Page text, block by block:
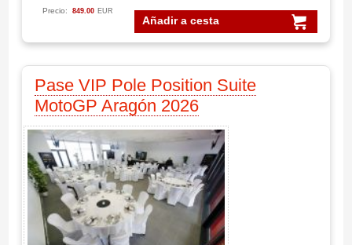
Añadir a cesta
Precio: 849.00 EUR
Pase VIP Pole Position Suite
MotoGP Aragón 2026